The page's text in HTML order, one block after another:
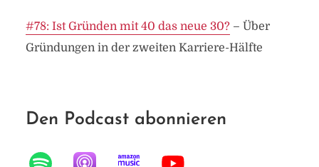
#78: Ist Gründen mit 40 das neue 30?– Über
Gründungen in der zweiten Karriere-Hälfte
Den Podcast abonnieren